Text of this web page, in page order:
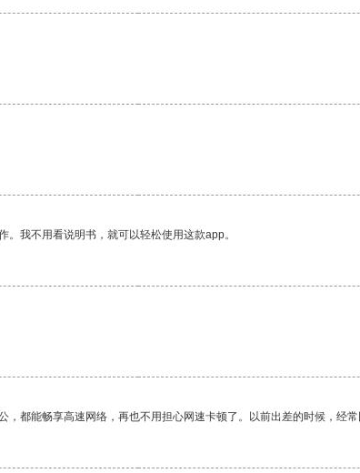
我不用看说明书，就可以轻松使用这款app。
都能畅享高速网络，再也不用担心网速卡顿了。以前出差的时候，经